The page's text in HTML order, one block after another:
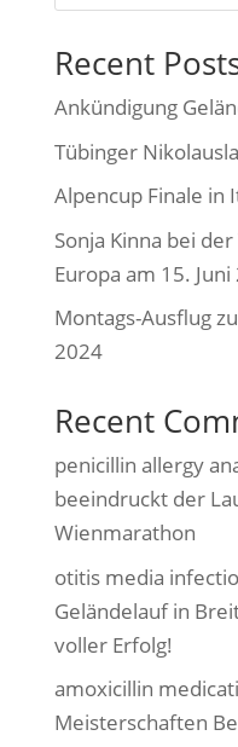
Recent
Ankündigung
Tübinger
Alpencup Finale in
Sonja Kinna bei
Europa am 15.
Montags-Ausflug
2024
Recent
penicillin allergy
beeindruckt der
Wienmarathon
otitis media
Geländelauf in
voller Erfolg!
amoxicillin
Meisterschaften